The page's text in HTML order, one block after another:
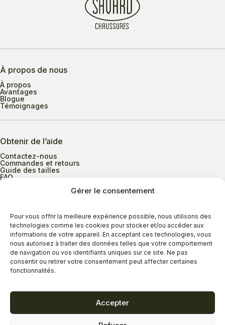
Gérer le consentement
Pour vous offrir la meilleure expérience possible, nous utilisons des
technologies comme les cookies pour stocker et/ou accéder aux
informations de votre appareil. En acceptant ces technologies, vous
nous autorisez à traiter des données telles que votre comportement
de navigation ou vos identifiants uniques sur ce site. Ne pas
consentir ou retirer votre consentement peut affecter certaines
fonctionnalités.
Accepter
À propos de nous
À propos
Avantages
Blogue
Témoignages
Obtenir de l’aide
Contactez-nous
Commandes et retours
Guide des tailles
FAQ
Heures d’ouverture
Lundi au mercredi
9h00 à 17h30
Jeudi
9h00 à 20h00
Vendredi
9h00 à 18h00
Dimanche
11h00 à 16h30